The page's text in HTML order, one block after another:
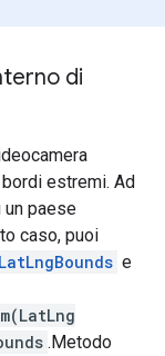
di
estremi. Ad
un paese
caso, puoi
LatLngBounds e
.Metodo